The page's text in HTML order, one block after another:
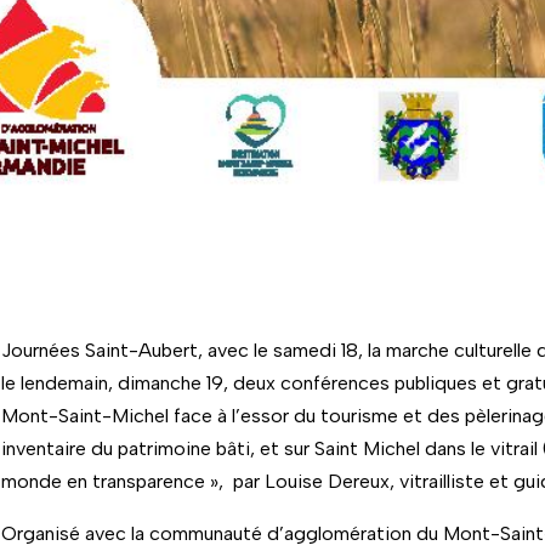
Journées Saint-Aubert, avec le samedi 18, la marche
le lendemain, dimanche 19, deux conférences publiques et
Mont-Saint-Michel face à l’essor du tourisme et des
inventaire du patrimoine bâti, et sur Saint Michel dans le
monde en transparence », par Louise Dereux, vitrailliste et
Organisé avec la communauté d’agglomération du Mont-